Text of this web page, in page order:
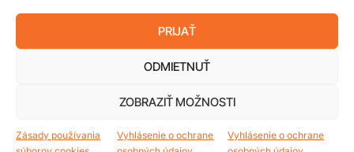
PRIJAŤ
ODMIETNUŤ
ZOBRAZIŤ MOŽNOSTI
Zásady používania
Vyhlásenie o ochrane
Vyhlásenie o ochrane